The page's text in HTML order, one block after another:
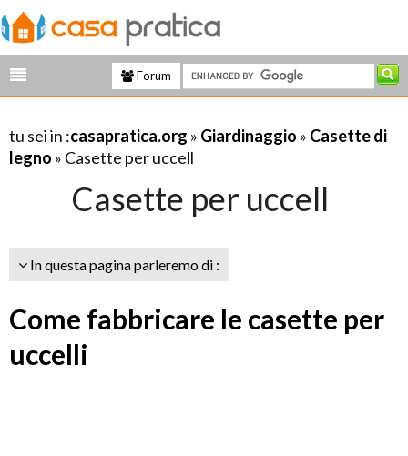
Forum
tu sei in :casapratica.org » Giardinaggio » Casette di
legno » Casette per uccell
Casette per uccell
In questa pagina parleremo di :
Come fabbricare le casette per
uccelli